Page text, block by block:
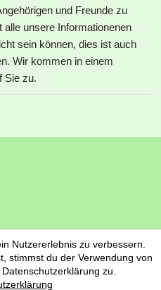
und Freunde zu
alle unsere Informationenen
sein können, dies ist auch
Wir kommen in einem
Sie zu.
Nutzererlebnis zu verbessern.
stimmst du der Verwendung von
zu.